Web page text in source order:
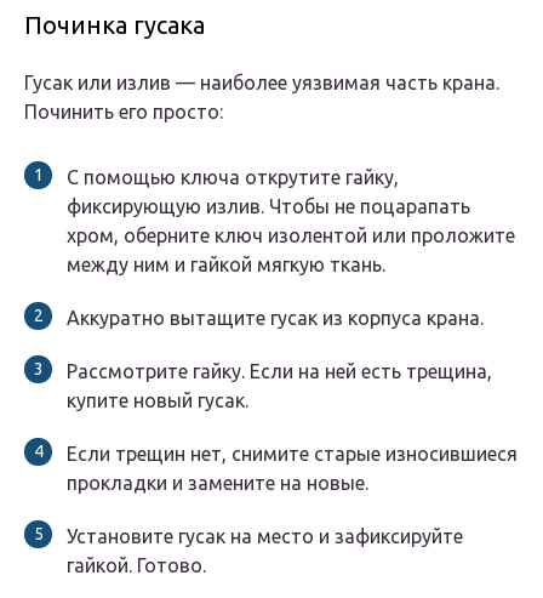
Починка гусака
Гусак или излив — наиболее уязвимая часть крана.
Починить его просто:
С помощью ключа открутите гайку,
фиксирующую излив. Чтобы не поцарапать
хром, оберните ключ изолентой или проложите
между ним и гайкой мягкую ткань.
Аккуратно вытащите гусак из корпуса крана.
Рассмотрите гайку. Если на ней есть трещина,
купите новый гусак.
Если трещин нет, снимите старые износившиеся
прокладки и замените на новые.
Установите гусак на место и зафиксируйте
гайкой. Готово.